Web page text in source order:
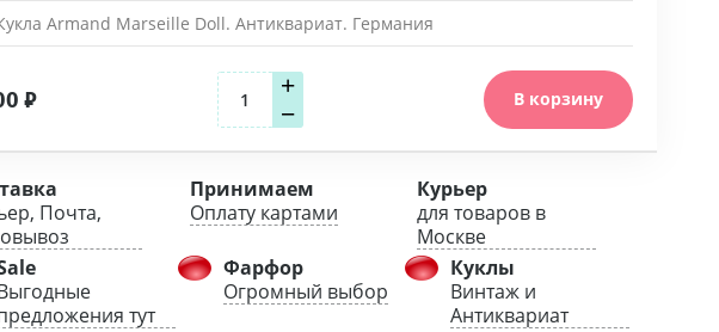
Armand Marseille Doll. Антиквариат. Германия
₽
−
+ В корзину
Почта,
Принимаем
Оплату картами
Курьер
для товаров в
Москве
тут
Фарфор
Огромный выбор
Куклы
Винтаж и
Антиквариат